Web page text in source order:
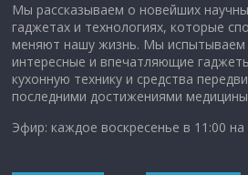
Мы рассказываем о новейших
гаджетах и технологиях, которые
меняют нашу жизнь. Мы испытываем
интересные и впечатляющие
кухонную технику и средства
последними достижениями
Эфир: каждое воскресенье в 11:00